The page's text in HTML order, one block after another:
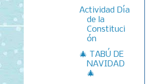
Actividad Día
de la
Constituci
ón
🎄 TABÚ DE
NAVIDAD
🎄